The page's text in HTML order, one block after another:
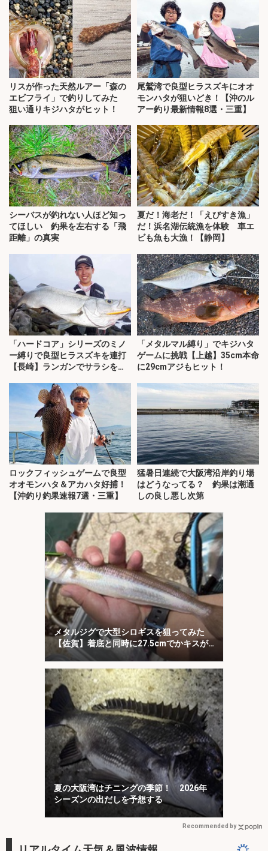
リスが作った天然ルアー「森の
エビフライ」で釣りしてみた
狙い通りキジハタがヒット！
尾鷲湾で良型ヒラスズキにオオ
モンハタが狙いどき！【沖のル
アー釣り最新情報8選・三重】
シーバスが釣れない人ほど知っ
てほしい 釣果を左右する「飛
距離」の真実
夏だ！海老だ！「えびすき漁」
だ！浜名湖伝統漁を体験 車エ
ビも魚も大漁！【静岡】
「ハードコア」シリーズのミノ
ー縛りで良型ヒラスズキを連打
【長崎】ランガンでサラシを攻
「メタルマル縛り」でキジハタ
ゲームに挑戦【上越】35cm本命
に29cmアジもヒット！
ロックフィッシュゲームで良型
オオモンハタ＆アカハタ好捕！
【沖釣り釣果速報7選・三重】
猛暑日連続で大阪湾沿岸釣り場
はどうなってる？ 釣果は潮通
しの良し悪し次第
メタルジグで大型シロギスを狙ってみた
【佐賀】着底と同時に27.5cmでかキスが
ヒット！
夏の大阪湾はチニングの季節！ 2026年
シーズンの出だしを予想する
Recommended by